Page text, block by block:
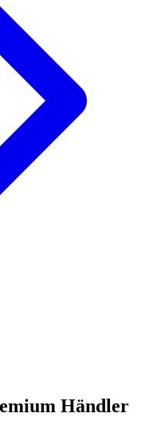
Händler